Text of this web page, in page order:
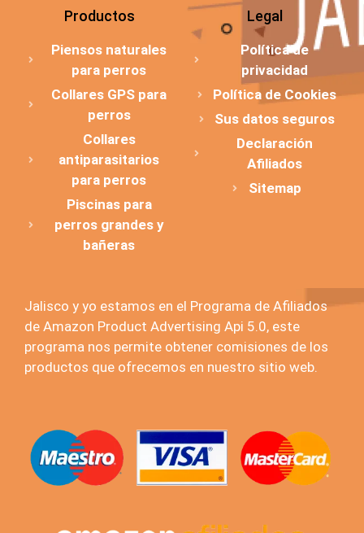
Productos
Piensos naturales
para perros
Collares GPS para
perros
Collares
antiparasitarios
para perros
Piscinas para
perros grandes y
bañeras
Legal
Política de
privacidad
Política de Cookies
Sus datos seguros
Declaración
Afiliados
Sitemap
Jalisco y yo estamos en el Programa de Afiliados
de Amazon Product Advertising Api 5.0, este
programa nos permite obtener comisiones de los
productos que ofrecemos en nuestro sitio web.